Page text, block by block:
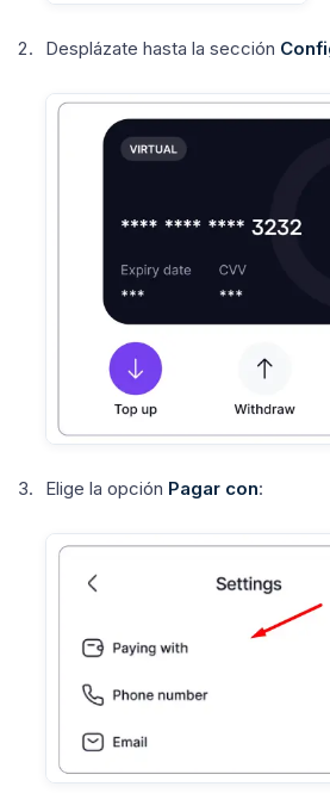
Desplázate hasta la sección
Elige la opción Pagar con: